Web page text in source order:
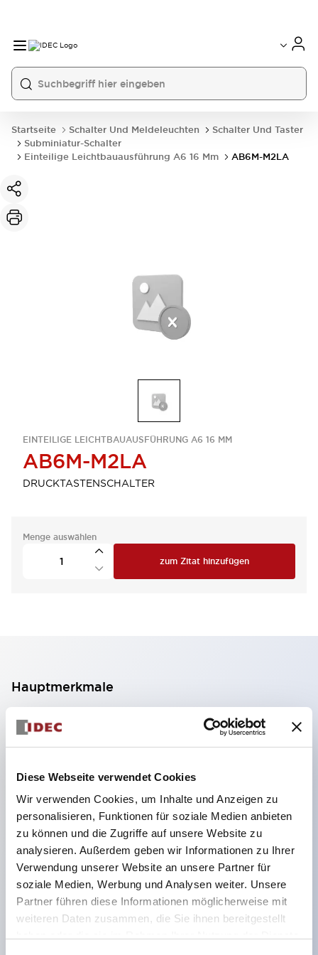
Diese Webseite verwendet Cookies
Wir verwenden Cookies, um Inhalte und Anzeigen zu
personalisieren, Funktionen für soziale Medien anbieten
zu können und die Zugriffe auf unsere Website zu
analysieren. Außerdem geben wir Informationen zu Ihrer
Verwendung unserer Website an unsere Partner für
soziale Medien, Werbung und Analysen weiter. Unsere
Partner führen diese Informationen möglicherweise mit
weiteren Daten zusammen, die Sie ihnen bereitgestellt
Startseite Schalter Und Meldeleuchten
Schalter Und Taster
Subminiatur-Schalter
Einteilige Leichtbauausführung A6 16 Mm
AB6M-M2LA
EINTEILIGE LEICHTBAUAUSFÜHRUNG A6 16 MM
AB6M-M2LA
DRUCKTASTENSCHALTER
Menge auswählen
zum Zitat hinzufügen
Hauptmerkmale
Geeignet für ein breites Anwendungsspektrum
von der Konsumelektronik bis zum FA-Bereich
Schutzarten IP40 und IP65 vollständig verfügbar
(IEC 60529)
UL- und CSA-zertifiziert. Entspricht EN (Europa)
Normen. CCC-zertifiziert (außer Anzeigeleuchten).
Mit speziellem Zubehör leicht auf Φ22 Flash-
Silhouette umstellbar